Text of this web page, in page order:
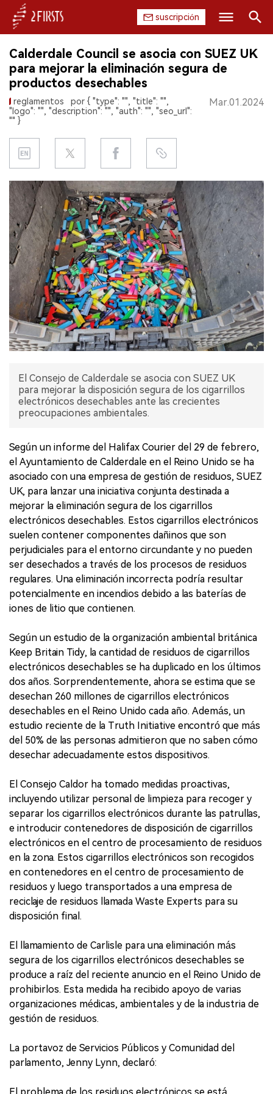
suscripción
INICIO
EMPRESA
PRODUCTO
REGULACIÓN
CHINA
DATOS
EXPOSICIÓN
ENTREVISTA
Buscar
Calderdale Council se asocia con SUEZ UK
para mejorar la eliminación segura de
productos desechables
reglamentos
por { "type": "", "title": "",
"logo": "", "description": "", "auth": "", "seo_url":
"" }
Mar.01.2024
El Consejo de Calderdale se asocia con SUEZ UK
para mejorar la disposición segura de los cigarrillos
electrónicos desechables ante las crecientes
preocupaciones ambientales.
Según un informe del Halifax Courier del 29 de febrero,
el Ayuntamiento de Calderdale en el Reino Unido se ha
asociado con una empresa de gestión de residuos, SUEZ
UK, para lanzar una iniciativa conjunta destinada a
mejorar la eliminación segura de los cigarrillos
electrónicos desechables. Estos cigarrillos electrónicos
suelen contener componentes dañinos que son
perjudiciales para el entorno circundante y no pueden
ser desechados a través de los procesos de residuos
regulares. Una eliminación incorrecta podría resultar
potencialmente en incendios debido a las baterías de
iones de litio que contienen.
Según un estudio de la organización ambiental británica
Keep Britain Tidy, la cantidad de residuos de cigarrillos
electrónicos desechables se ha duplicado en los últimos
dos años. Sorprendentemente, ahora se estima que se
desechan 260 millones de cigarrillos electrónicos
desechables en el Reino Unido cada año. Además, un
estudio reciente de la Truth Initiative encontró que más
del 50% de las personas admitieron que no saben cómo
desechar adecuadamente estos dispositivos.
El Consejo Caldor ha tomado medidas proactivas,
incluyendo utilizar personal de limpieza para recoger y
separar los cigarrillos electrónicos durante las patrullas,
e introducir contenedores de disposición de cigarrillos
electrónicos en el centro de procesamiento de residuos
en la zona. Estos cigarrillos electrónicos son recogidos
en contenedores en el centro de procesamiento de
residuos y luego transportados a una empresa de
reciclaje de residuos llamada Waste Experts para su
disposición final.
El llamamiento de Carlisle para una eliminación más
segura de los cigarrillos electrónicos desechables se
produce a raíz del reciente anuncio en el Reino Unido de
prohibirlos. Esta medida ha recibido apoyo de varias
organizaciones médicas, ambientales y de la industria de
gestión de residuos.
La portavoz de Servicios Públicos y Comunidad del
parlamento, Jenny Lynn, declaró:
El problema de los residuos electrónicos se está